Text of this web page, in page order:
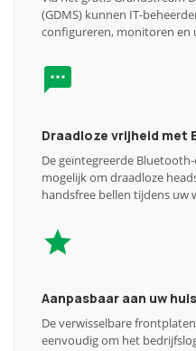
(GDMS) kunnen IT-
configureren, monitoren en
Draadloze vrijheid met
De geïntegreerde
mogelijk om draadloze
handsfree bellen tijdens uw
Aanpasbaar aan uw
De verwisselbare
eenvoudig om het